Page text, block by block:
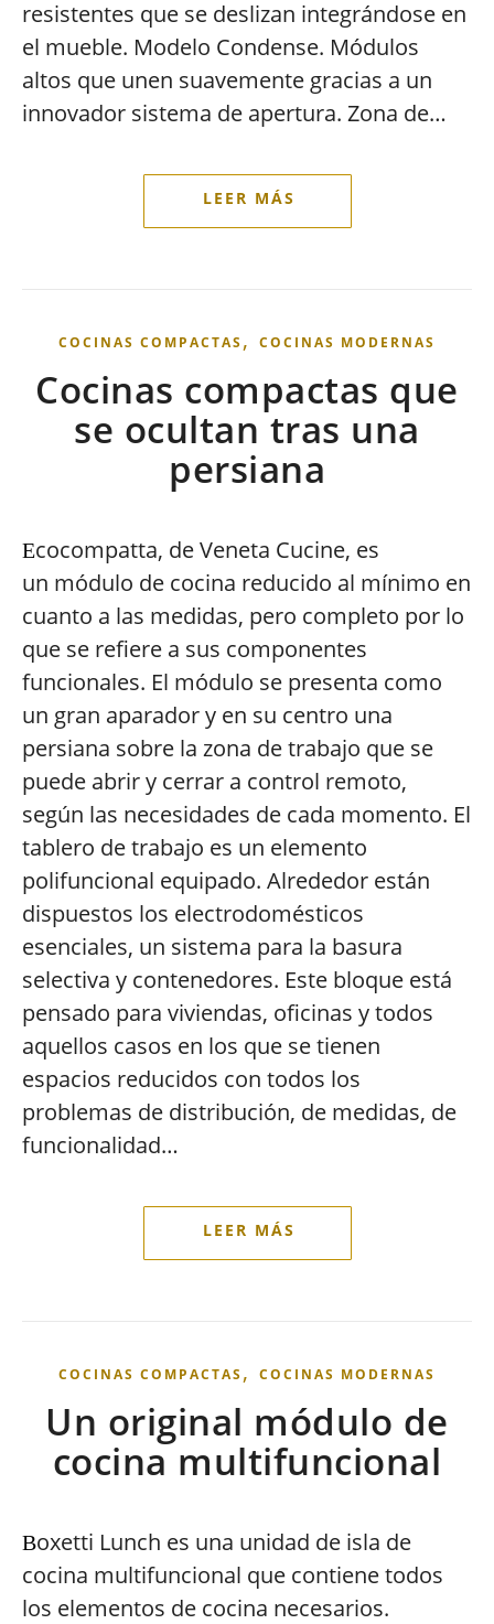
resistentes que se deslizan integrándose en
el mueble. Modelo Condense. Módulos
altos que unen suavemente gracias a un
innovador sistema de apertura. Zona de…
COCINAS COMPACTAS, COCINAS MODERNAS
Cocinas compactas que
se ocultan tras una
persiana
Ecocompatta, de Veneta Cucine, es
un módulo de cocina reducido al mínimo en
cuanto a las medidas, pero completo por lo
que se refiere a sus componentes
funcionales. El módulo se presenta como
un gran aparador y en su centro una
persiana sobre la zona de trabajo que se
puede abrir y cerrar a control remoto,
según las necesidades de cada momento. El
tablero de trabajo es un elemento
polifuncional equipado. Alrededor están
dispuestos los electrodomésticos
esenciales, un sistema para la basura
selectiva y contenedores. Este bloque está
pensado para viviendas, oficinas y todos
aquellos casos en los que se tienen
espacios reducidos con todos los
problemas de distribución, de medidas, de
funcionalidad…
COCINAS COMPACTAS, COCINAS MODERNAS
Un original módulo de
cocina multifuncional
Boxetti Lunch es una unidad de isla de
cocina multifuncional que contiene todos
los elementos de cocina necesarios.